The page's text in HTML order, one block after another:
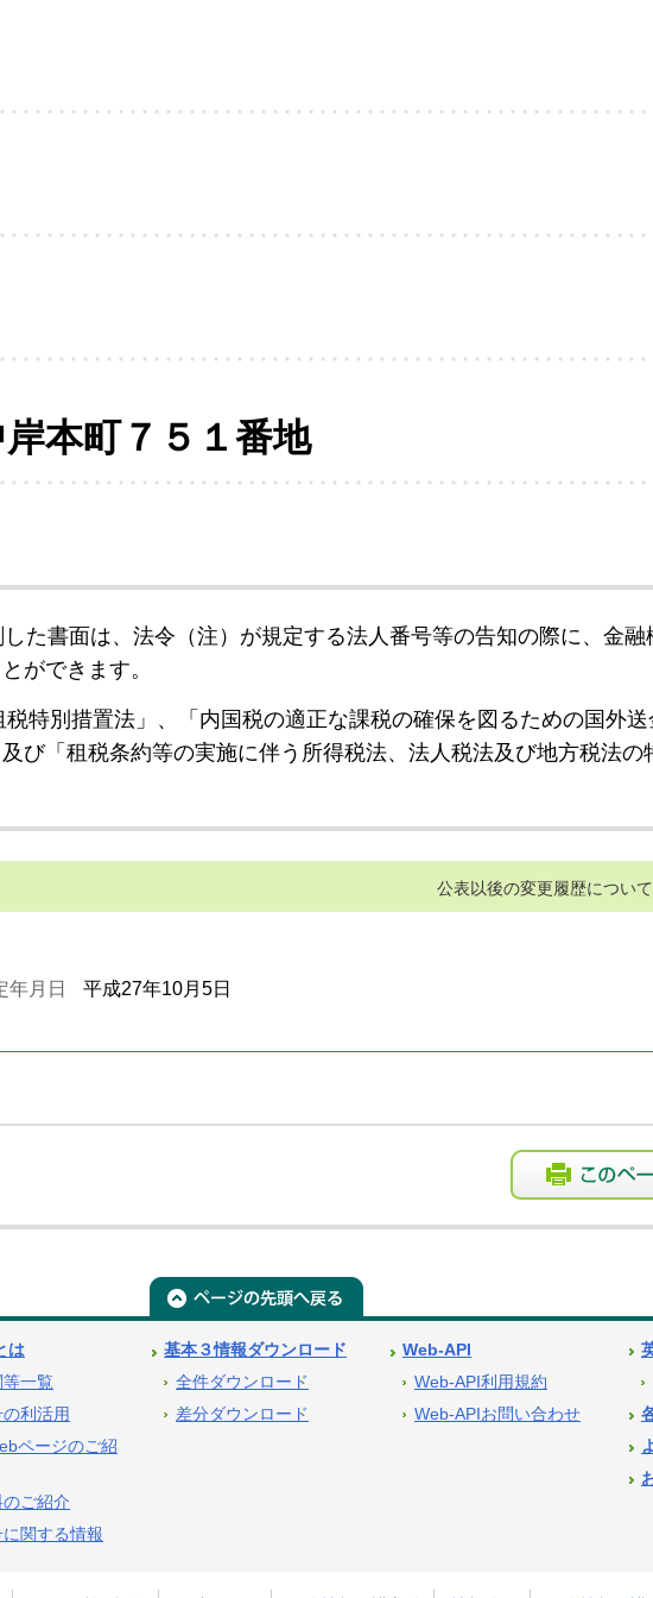
本町７５１番地
た書面は、法令（注）が規定する法人番号等の告知の際に、金融
ができます。
税特別措置法」、「内国税の適正な課税の確保を図るための国外
び「租税条約等の実施に伴う所得税法、法人税法及び地方税法の
公表以後の変更履歴につい
年月日 平成27年10月5日
は
等一覧
利活用
ページのご紹
ご紹介
関する情報
基本３情報ダウンロード
全件ダウンロード
差分ダウンロード
Web-API
Web-API利用規約
Web-APIお問い合わせ